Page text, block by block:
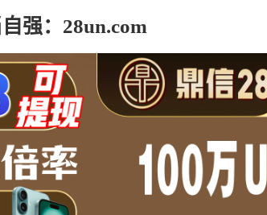
强：28un.com